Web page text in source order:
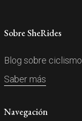
Sobre SheRides
Blog sobre ciclismo.
Saber más
Navegación